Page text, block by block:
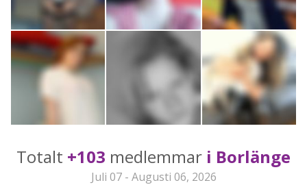
Totalt +103 medlemmar i Borlänge
Juli 07 - Augusti 06, 2026